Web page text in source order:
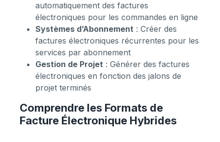
automatiquement des factures
électroniques pour les commandes en ligne
Systèmes d’Abonnement : Créer des
factures électroniques récurrentes pour les
services par abonnement
Gestion de Projet : Générer des factures
électroniques en fonction des jalons de
projet terminés
Comprendre les Formats de
Facture Électronique Hybrides